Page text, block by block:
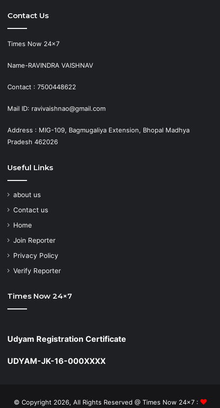
Contact Us
Times Now 24×7
Name-RAVINDRA VAISHNAV
Contact : 7500448622
Mail ID: ravivaishnao@gmail.com
Address : MIG-109, Bagmugaliya Extension, Bhopal Madhya
Pradesh 462026
Useful Links
about us
Contact us
Home
Join Reporter
Privacy Policy
Verify Reporter
Times Now 24×7
Udyam Registration Certificate
UDYAM-JK-16-000XXXX
© Copyright 2026, All Rights Reserved @ Times Now 24x7 :